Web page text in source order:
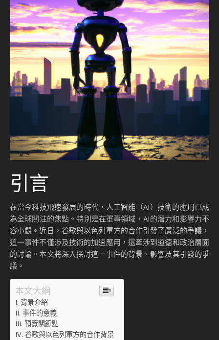
引言
在當今科技飛速發展的時代，人工智能（AI）技術的應用已成
為全球關注的焦點。特別是在軍事領域，AI的潛力和影響力不
容小覷。近日，谷歌與以色列軍方的合作引發了廣泛的爭議，
這一事件不僅涉及技術的加速應用，還牽涉到道德和政治層面
的討論。本文將深入探討這一事件的背景、影響及其引發的爭
議。
本文大綱
背景介紹
事件的意義
預覽關鍵點
谷歌與以色列軍方的合作背景